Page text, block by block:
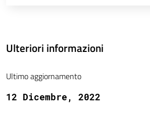
Ulteriori informazioni
Ultimo aggiornamento
12 Dicembre, 2022